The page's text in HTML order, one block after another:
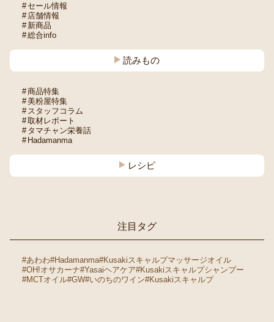
セール情報
店舗情報
新商品
総合info
読みもの
商品特集
美粉屋特集
スタッフコラム
取材レポート
タマチャン栄養話
Hadamanma
レシピ
注目タグ
#あわわ#Hadamanma#Kusakiスキャルプマッサージオイル
#OH!オサカーナ#Yasaiヘアケア#Kusakiスキャルプシャンプー
#MCTオイル#GW#いのちのワイン#Kusakiスキャルプ